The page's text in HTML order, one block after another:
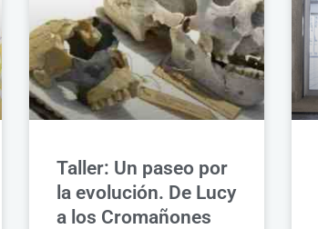
Taller: Un paseo por
la evolución. De Lucy
a los Cromañones